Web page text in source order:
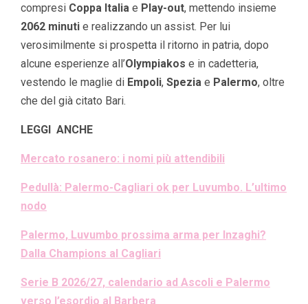
compresi Coppa Italia e Play-out, mettendo insieme
2062 minuti e realizzando un assist. Per lui
verosimilmente si prospetta il ritorno in patria, dopo
alcune esperienze all’Olympiakos e in cadetteria,
vestendo le maglie di Empoli, Spezia e Palermo, oltre
che del già citato Bari.
LEGGI ANCHE
Mercato rosanero: i nomi più attendibili
Pedullà: Palermo-Cagliari ok per Luvumbo. L’ultimo
nodo
Palermo, Luvumbo prossima arma per Inzaghi?
Dalla Champions al Cagliari
Serie B 2026/27, calendario ad Ascoli e Palermo
verso l’esordio al Barbera